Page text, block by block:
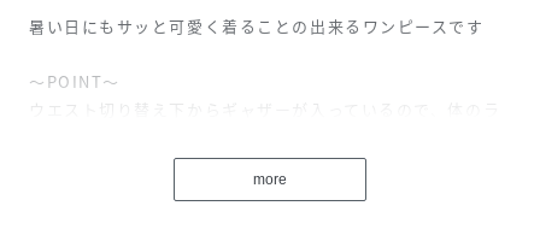
暑い日にもサッと可愛く着ることの出来るワンピースです
～POINT～
ウエスト切り替え下からギャザーが入っているので、体のラ
袖先にレースを付いていたり、後ろ襟ぐりにリボンが付いて
いたりと、フェミニンなデザインです。
more